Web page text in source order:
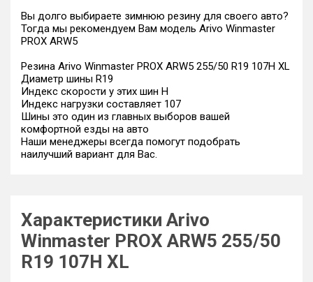
Вы долго выбираете зимнюю резину для своего авто?
Тогда мы рекомендуем Вам модель Arivo Winmaster
PROX ARW5
Резина Arivo Winmaster PROX ARW5 255/50 R19 107H XL
Диаметр шины R19
Индекс скорости у этих шин H
Индекс нагрузки составляет 107
Шины это один из главных выборов вашей
комфортной езды на авто
Наши менеджеры всегда помогут подобрать
наилучший вариант для Вас.
Характеристики Arivo
Winmaster PROX ARW5 255/50
R19 107H XL